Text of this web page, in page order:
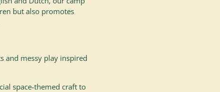
but also promotes
and messy play inspired
space-themed craft to